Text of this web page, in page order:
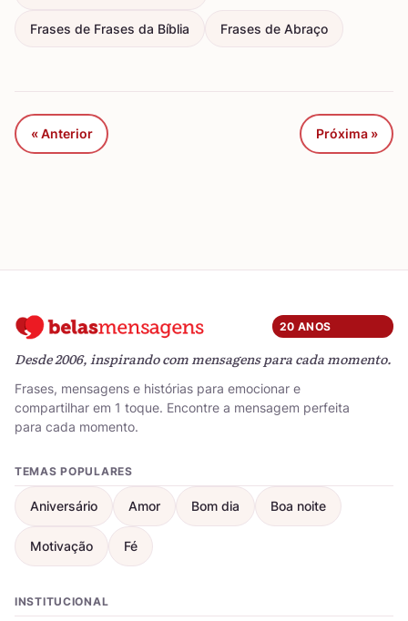
Frases de Frases da Bíblia Frases de Abraço
« Anterior Próxima »
20 ANOS
Desde 2006, inspirando com mensagens para cada momento.
Frases, mensagens e histórias para emocionar e
compartilhar em 1 toque. Encontre a mensagem perfeita
para cada momento.
TEMAS POPULARES
Aniversário Amor Bom dia Boa noite
Motivação Fé
INSTITUCIONAL